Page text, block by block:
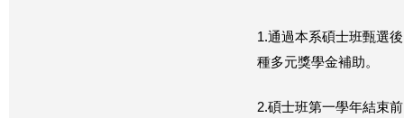
1.通過本系碩士班甄選
種多元獎學金補助。
2.碩士班第一學年結束